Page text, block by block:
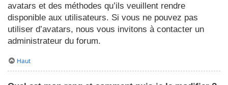
avatars et des méthodes qu’ils veuillent rendre
disponible aux utilisateurs. Si vous ne pouvez pas
utiliser d’avatars, nous vous invitons à contacter un
administrateur du forum.
Haut